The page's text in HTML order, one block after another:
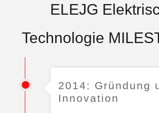
ELEJG
Technologie
2014: Gründung
Innovation